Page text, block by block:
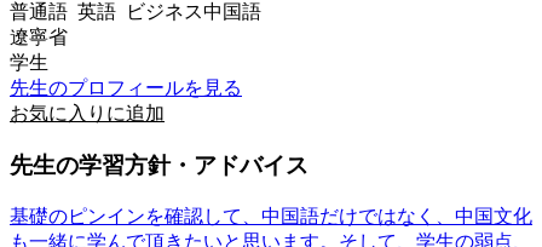
普通語 英語 ビジネス中国語
遼寧省
学生
先生のプロフィールを見る
お気に入りに追加
先生の学習方針・アドバイス
基礎のピンインを確認して、中国語だけではなく、中国文化
も一緒に学んで頂きたいと思います。そして、学生の弱点、